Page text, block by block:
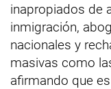
inapropiados de
inmigración,
nacionales y
masivas como
afirmando que